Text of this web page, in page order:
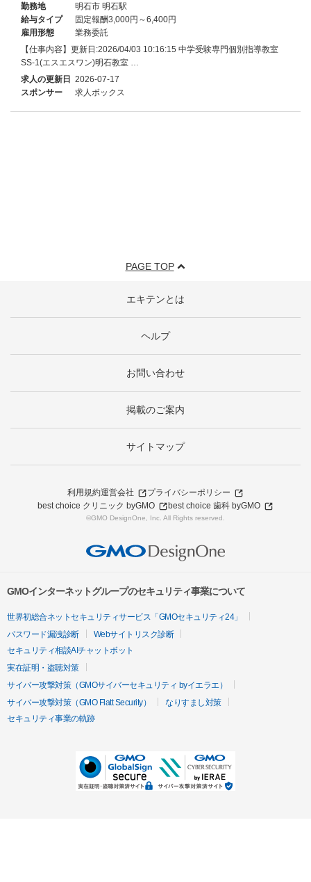
勤務地
明石市 明石駅
給与タイプ
固定報酬3,000円～6,400円
雇用形態
業務委託
【仕事内容】更新日:2026/04/03 10:16:15 中学受験専門個別指導教室
SS-1(エスエスワン)明石教室 …
求人の更新日 2026-07-17
スポンサー
求人ボックス
PAGE TOP
エキテンとは
ヘルプ
お問い合わせ
掲載のご案内
サイトマップ
利用規約運営会社
プライバシーポリシー
best choice クリニック byGMO
best choice 歯科 byGMO
©GMO DesignOne, Inc. All Rights reserved.
GMOインターネットグループのセキュリティ事業について
世界初総合ネットセキュリティサービス「GMOセキュリティ24」
パスワード漏洩診断
Webサイトリスク診断
セキュリティ相談AIチャットボット
実在証明・盗聴対策
サイバー攻撃対策（GMOサイバーセキュリティ byイエラエ）
サイバー攻撃対策（GMO Flatt Security）
なりすまし対策
セキュリティ事業の軌跡